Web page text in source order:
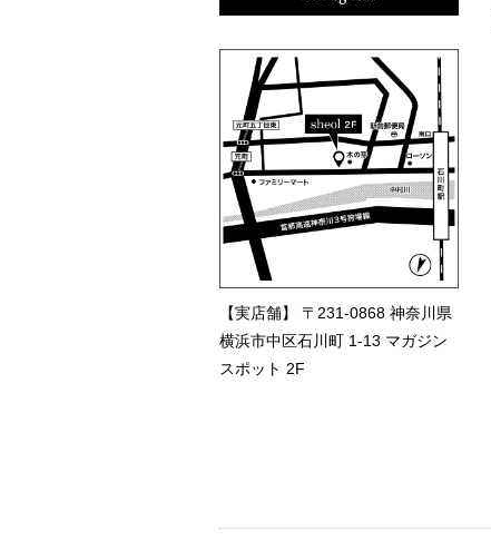
【実店舗】 〒231-0868 神奈川県
横浜市中区石川町 1-13 マガジン
スポット 2F